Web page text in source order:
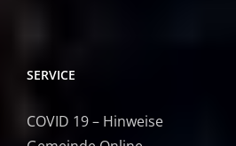
SERVICE
COVID 19 – Hinweise